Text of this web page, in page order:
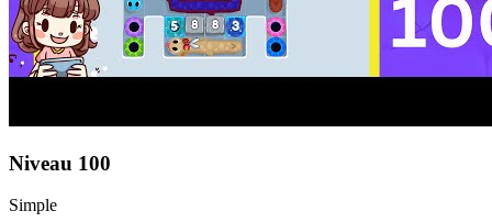
Niveau 100
Simple